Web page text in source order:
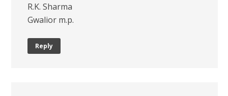
R.K. Sharma
Gwalior m.p.
Reply